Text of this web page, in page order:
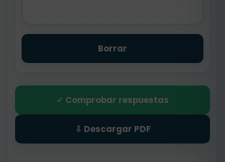
Borrar
✓ Comprobar respuestas
⇩ Descargar PDF